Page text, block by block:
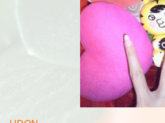
♪オレンジ 流れてマス♡(*゜д゜*)
りえ好きなんデス(*´艸`*)♡
#横山裕 #村上信五